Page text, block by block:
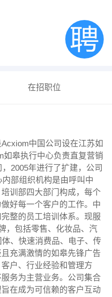
在招职位
中国公司设在江苏如
皋执行中心负责直复营销
2005年进行了扩建，公司
部组织机构是由呼叫中
训部四大部门构成，每个
好每一个客户的工作。中
整的员工培训体系。现服
，包括零售、化妆品、汽
、快速消费品、电子、传
充满激情的如皋先锋广告
户、行业经验和管理方
务为主营业务。公司集合
在成为可信赖的客户互动